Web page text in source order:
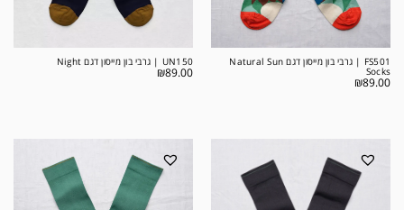
FS501 | גרבי בון מייסון דגם Natural Sun
Socks
₪89.00
UN150 | גרבי בון מייסון דגם Night
₪89.00